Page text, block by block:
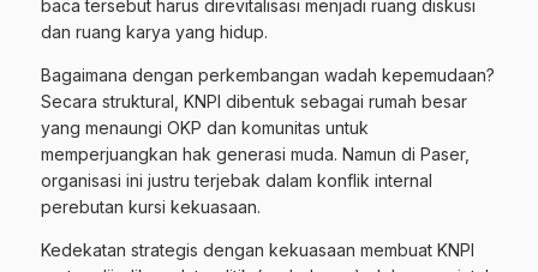
baca tersebut harus direvitalisasi menjadi ruang diskusi
dan ruang karya yang hidup.
Bagaimana dengan perkembangan wadah kepemudaan?
Secara struktural, KNPI dibentuk sebagai rumah besar
yang menaungi OKP dan komunitas untuk
memperjuangkan hak generasi muda. Namun di Paser,
organisasi ini justru terjebak dalam konflik internal
perebutan kursi kekuasaan.
Kedekatan strategis dengan kekuasaan membuat KNPI